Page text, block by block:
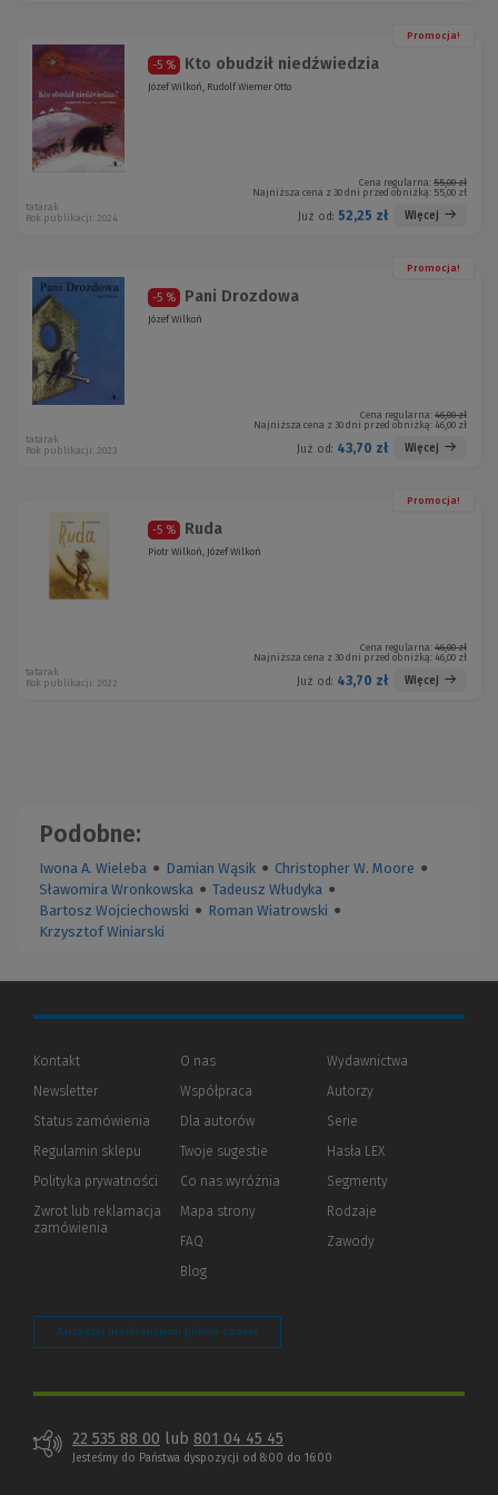
Promocja!
-5 % Kto obudził niedźwiedzia
Józef Wilkoń, Rudolf Wiemer Otto
Cena regularna: 55,00 zł
Najniższa cena z 30 dni przed obniżką: 55,00 zł
Już od: 52,25 zł Więcej
tatarak
Rok publikacji: 2024
Promocja!
-5 % Pani Drozdowa
Józef Wilkoń
Cena regularna: 46,00 zł
Najniższa cena z 30 dni przed obniżką: 46,00 zł
Już od: 43,70 zł Więcej
tatarak
Rok publikacji: 2023
Promocja!
-5 % Ruda
Piotr Wilkoń, Józef Wilkoń
Cena regularna: 46,00 zł
Najniższa cena z 30 dni przed obniżką: 46,00 zł
Już od: 43,70 zł Więcej
tatarak
Rok publikacji: 2022
Podobne:
Iwona A. Wieleba ● Damian Wąsik ● Christopher W. Moore ●
Sławomira Wronkowska ● Tadeusz Włudyka ●
Bartosz Wojciechowski ● Roman Wiatrowski ●
Krzysztof Winiarski
Kontakt
Newsletter
Status zamówienia
Regulamin sklepu
Polityka prywatności (Nowe
(Link
innej
Zwrot lub reklamacja
zamówienia
O nas
Współpraca
Dla autorów(Nowe
(Link
innej
strony)
Twoje sugestie
Co nas wyróżnia
Mapa strony
FAQ
Blog
Wydawnictwa
Autorzy
Serie
Hasła LEX
Segmenty
Rodzaje
Zawody
Zarządzaj preferencjami plików cookie
22 535 88 00 lub 801 04 45 45
Jesteśmy do Państwa dyspozycji od 8:00 do 16:00